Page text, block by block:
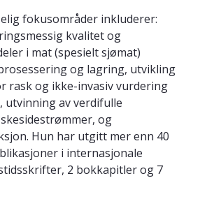
fokusområder inkluderer:
kvalitet og
i mat (spesielt sjømat)
og lagring, utvikling
rask og ikke-invasiv vurdering
utvinning av verdifulle
og
Hun har utgitt mer enn 40
i internasjonale
2 bokkapitler og 7